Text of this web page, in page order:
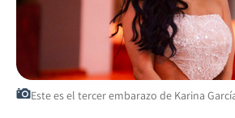
Este es el tercer embarazo de Karina